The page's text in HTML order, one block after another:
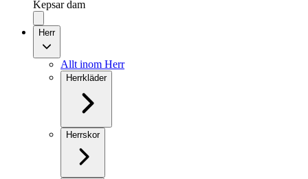
Kepsar dam
Herr
Allt inom Herr
Herrkläder
Herrskor